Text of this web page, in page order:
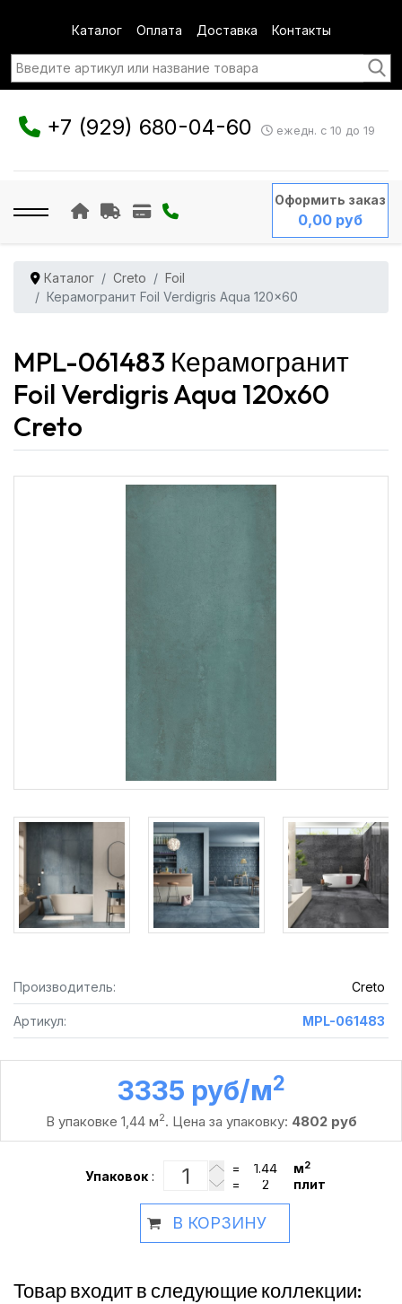
Каталог Оплата Доставка Контакты
+7 (929) 680-04-60 ежедн. с 10 до 19
Оформить заказ
0,00 руб
Каталог Creto
Foil
Керамогранит Foil Verdigris Aqua 120x60
MPL-061483 Керамогранит
Foil Verdigris Aqua 120x60
Creto
Производитель: Creto
Артикул: MPL-061483
3335 руб /м2
В упаковке 1,44 м2. Цена за упаковку: 4802 руб
Упаковок :
= м2
= плит
В КОРЗИНУ
Товар входит в следующие коллекции: